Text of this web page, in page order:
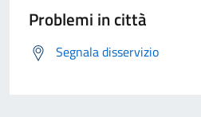
Problemi in città
Segnala disservizio